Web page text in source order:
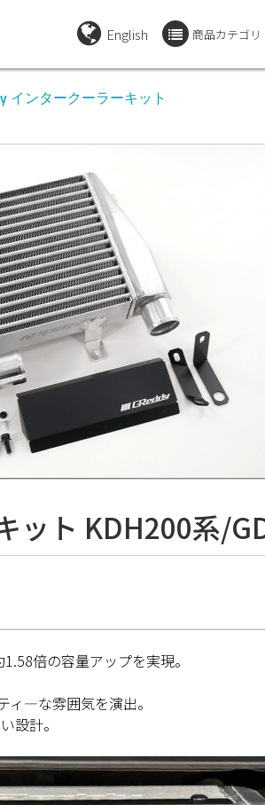
English 商品カテゴリ
インタークーラーキット
ット KDH200系/
倍の容量アップを実現。
―な雰囲気を演出。
設計。